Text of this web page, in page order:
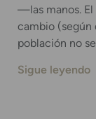
—las manos.
cambio (según
población no
Sigue leyendo